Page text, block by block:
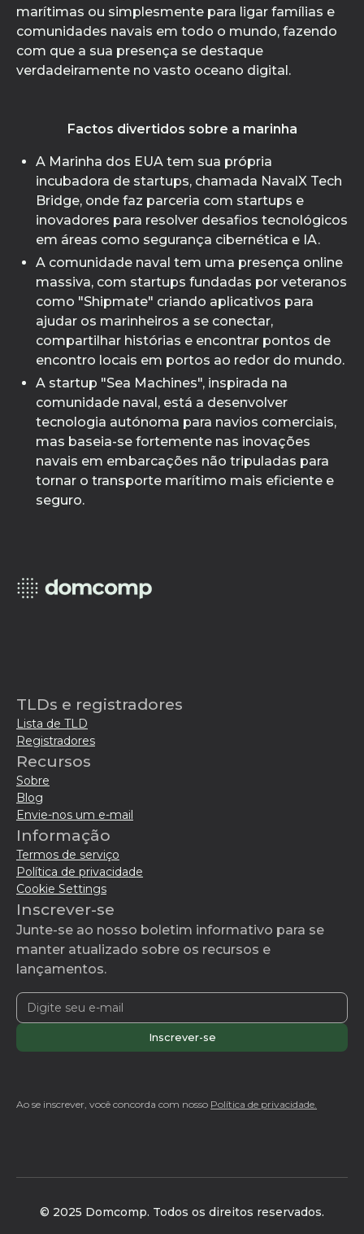
marítimas ou simplesmente para ligar famílias e
comunidades navais em todo o mundo, fazendo
com que a sua presença se destaque
verdadeiramente no vasto oceano digital.
Factos divertidos sobre a marinha
A Marinha dos EUA tem sua própria
incubadora de startups, chamada NavalX Tech
Bridge, onde faz parceria com startups e
inovadores para resolver desafios tecnológicos
em áreas como segurança cibernética e IA.
A comunidade naval tem uma presença online
massiva, com startups fundadas por veteranos
como "Shipmate" criando aplicativos para
ajudar os marinheiros a se conectar,
compartilhar histórias e encontrar pontos de
encontro locais em portos ao redor do mundo.
A startup "Sea Machines", inspirada na
comunidade naval, está a desenvolver
tecnologia autónoma para navios comerciais,
mas baseia-se fortemente nas inovações
navais em embarcações não tripuladas para
tornar o transporte marítimo mais eficiente e
seguro.
TLDs e registradores
Lista de TLD
Registradores
Recursos
Sobre
Blog
Envie-nos um e-mail
Informação
Termos de serviço
Política de privacidade
Cookie Settings
Inscrever-se
Junte-se ao nosso boletim informativo para se
manter atualizado sobre os recursos e
lançamentos.
Ao se inscrever, você concorda com nosso Política de privacidade.
© 2025 Domcomp. Todos os direitos reservados.